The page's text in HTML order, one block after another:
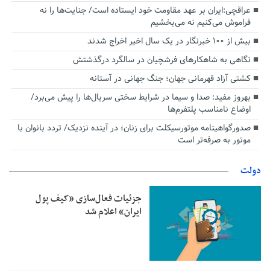
عراقچی:ایران بر عهد مقاومت خود ایستاده است/ جنایت‌ها را نه
فراموش می‌کنیم نه می‌بخشیم
بیش از ۱۰۰ خبرنگار در یک سال اخیر اخراج شدند
نگاهی به شاهکارهای فرشچیان در سالگرد درگذشتش
کشتی آزاد قهرمانی جهان؛ جنگ جهانی در آستانه
بهروز مفید: صدا و سیما در شرایط سختی سریال‌ها را پیش می‌برد/
اوضاع نامناسب پلتفرم‌ها
صدورگواهینامه موتورسیکلت برای زنان؛ در آینده نزدیک/ تردد بانوان با
موتور به‌ صرفه‌تر است
دولت
جزئیات فعال‌سازی «کیف پول
ایران» اعلام شد